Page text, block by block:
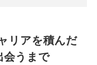
リアを積んだ
会うまで